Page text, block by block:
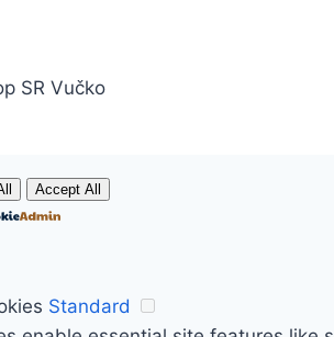
SR Vučko
Accept All
Standard